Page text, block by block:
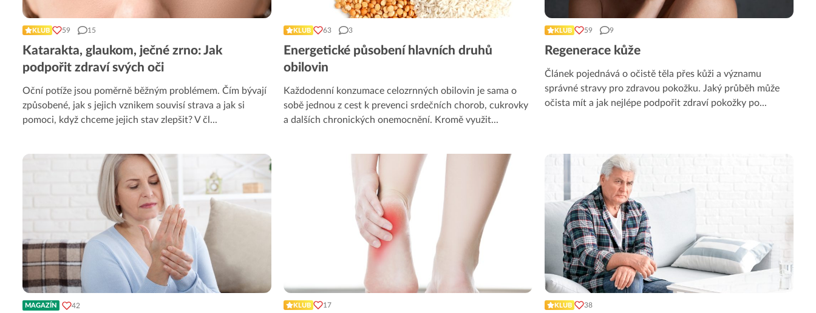
KLUB 59 15
Katarakta, glaukom, ječné zrno: Jak
podpořit zdraví svých oči
Oční potíže jsou poměrně běžným problémem. Čím bývají
způsobené, jak s jejich vznikem souvisí strava a jak si
pomoci, když chceme jejich stav zlepšit? V čl ...
KLUB 63 3
Energetické působení hlavních druhů
obilovin
Každodenní konzumace celozrnných obilovin je sama o
sobě jednou z cest k prevenci srdečních chorob, cukrovky
a dalších chronických onemocnění. Kromě využit...
KLUB 59 9
Regenerace kůže
Článek pojednává o očistě těla přes kůži a významu
správné stravy pro zdravou pokožku. Jaký průběh může
očista mít a jak nejlépe podpořit zdraví pokožky po...
MAGAZÍN 42 KLUB 17 KLUB 38